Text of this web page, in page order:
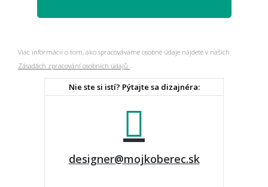
Viac informácií o tom, ako spracovávame osobné údaje nájdete v našich
Zásadách zpracování osobních údajů
Nie ste si istí? Pýtajte sa dizajnéra:
designer@mojkoberec.sk